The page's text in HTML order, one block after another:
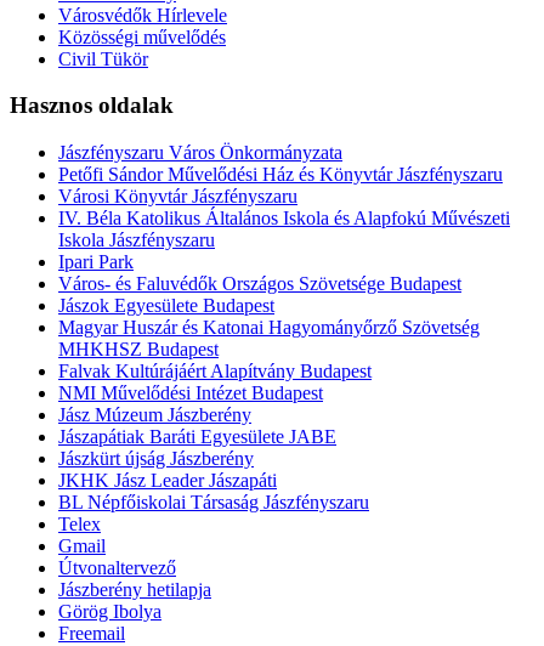
Városvédők Hírlevele
Közösségi művelődés
Civil Tükör
Hasznos oldalak
Jászfényszaru Város Önkormányzata
Petőfi Sándor Művelődési Ház és Könyvtár Jászfényszaru
Városi Könyvtár Jászfényszaru
IV. Béla Katolikus Általános Iskola és Alapfokú Művészeti
Iskola Jászfényszaru
Ipari Park
Város- és Faluvédők Országos Szövetsége Budapest
Jászok Egyesülete Budapest
Magyar Huszár és Katonai Hagyományőrző Szövetség
MHKHSZ Budapest
Falvak Kultúrájáért Alapítvány Budapest
NMI Művelődési Intézet Budapest
Jász Múzeum Jászberény
Jászapátiak Baráti Egyesülete JABE
Jászkürt újság Jászberény
JKHK Jász Leader Jászapáti
BL Népfőiskolai Társaság Jászfényszaru
Telex
Gmail
Útvonaltervező
Jászberény hetilapja
Görög Ibolya
Freemail